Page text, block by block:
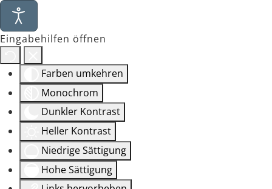
Eingabehilfen öffnen
Farben umkehren
Monochrom
Dunkler Kontrast
Heller Kontrast
Niedrige Sättigung
Hohe Sättigung